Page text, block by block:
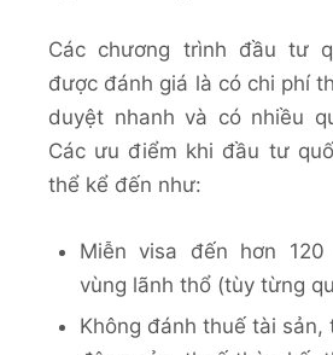
Các chương trình đầu tư
được đánh giá là có chi phí
duyệt nhanh và có nhiều
Các ưu điểm khi đầu tư
thể kể đến như:
Miễn visa đến hơn
vùng lãnh thổ (tùy từng
Không đánh thuế tài